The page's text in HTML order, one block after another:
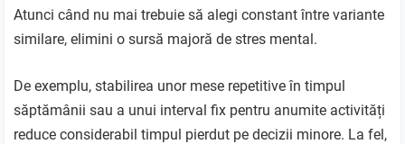
Atunci când nu mai trebuie să alegi constant între variante
similare, elimini o sursă majoră de stres mental.
De exemplu, stabilirea unor mese repetitive în timpul
săptămânii sau a unui interval fix pentru anumite activități
reduce considerabil timpul pierdut pe decizii minore. La fel,